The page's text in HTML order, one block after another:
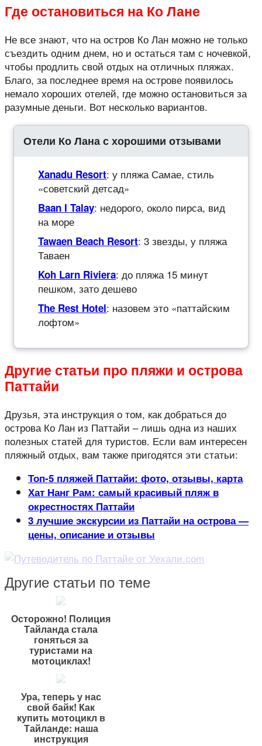
Где остановиться на Ко Лане
Не все знают, что на остров Ко Лан можно не только
съездить одним днем, но и остаться там с ночевкой,
чтобы продлить свой отдых на отличных пляжах.
Благо, за последнее время на острове появилось
немало хороших отелей, где можно остановиться за
разумные деньги. Вот несколько вариантов.
Отели Ко Лана с хорошими отзывами
Xanadu Resort: у пляжа Самае, стиль
«советский детсад»
Baan I Talay: недорого, около пирса, вид
на море
Tawaen Beach Resort: 3 звезды, у пляжа
Таваен
Koh Larn Riviera: до пляжа 15 минут
пешком, зато дешево
The Rest Hotel: назовем это «паттайским
лофтом»
Другие статьи про пляжи и острова
Паттайи
Друзья, эта инструкция о том, как добраться до
острова Ко Лан из Паттайи – лишь одна из наших
полезных статей для туристов. Если вам интересен
пляжный отдых, вам также пригодятся эти статьи:
Топ-5 пляжей Паттайи: фото, отзывы, карта
Хат Нанг Рам: самый красивый пляж в
окрестностях Паттайи
3 лучшие экскурсии из Паттайи на острова —
цены, описание и отзывы
Другие статьи по теме
Осторожно! Полиция
Тайланда стала
гоняться за
туристами на
мотоциклах!
Ура, теперь у нас
свой байк! Как
купить мотоцикл в
Тайланде: наша
инструкция